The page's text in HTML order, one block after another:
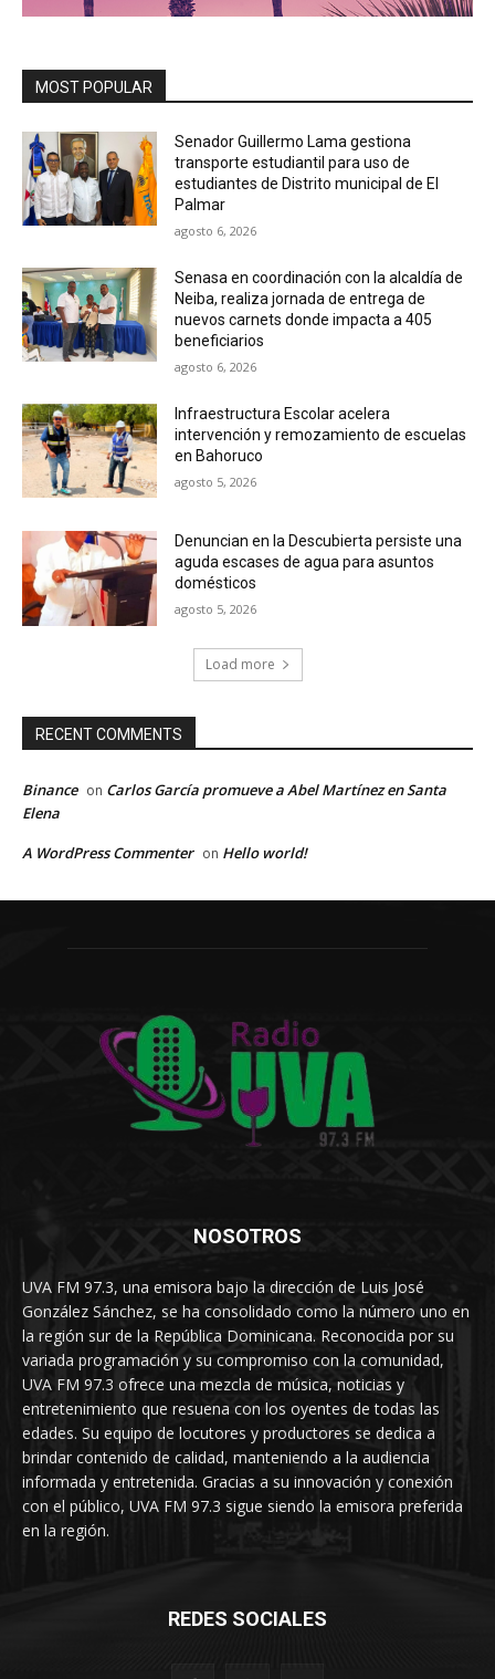
MOST POPULAR
Senador Guillermo Lama gestiona
transporte estudiantil para uso de
estudiantes de Distrito municipal de El
Palmar
agosto 6, 2026
Senasa en coordinación con la alcaldía de
Neiba, realiza jornada de entrega de
nuevos carnets donde impacta a 405
beneficiarios
agosto 6, 2026
Infraestructura Escolar acelera
intervención y remozamiento de escuelas
en Bahoruco
agosto 5, 2026
Denuncian en la Descubierta persiste una
aguda escases de agua para asuntos
domésticos
agosto 5, 2026
Load more
RECENT COMMENTS
Binance on Carlos García promueve a Abel Martínez en Santa
Elena
A WordPress Commenter on Hello world!
NOSOTROS
UVA FM 97.3, una emisora bajo la dirección de Luis José
González Sánchez, se ha consolidado como la número uno en
la región sur de la República Dominicana. Reconocida por su
variada programación y su compromiso con la comunidad,
UVA FM 97.3 ofrece una mezcla de música, noticias y
entretenimiento que resuena con los oyentes de todas las
edades. Su equipo de locutores y productores se dedica a
brindar contenido de calidad, manteniendo a la audiencia
informada y entretenida. Gracias a su innovación y conexión
con el público, UVA FM 97.3 sigue siendo la emisora preferida
en la región.
REDES SOCIALES